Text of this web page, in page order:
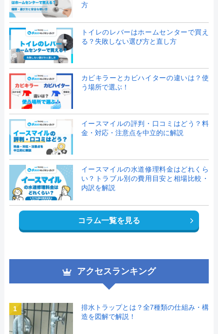
方
トイレのレバーはホームセンターで買え
る？失敗しない選び方と直し方
カビキラーとカビハイターの違いは？使
う場所で選ぶ！
イースマイルの評判・口コミはどう？料
金・対応・注意点を中立的に解説
イースマイルの水道修理料金はどれくら
い？トラブル別の費用目安と相場比較・
内訳を解説
コラム一覧を見る
アクセスランキング
1
排水トラップとは？全7種類の仕組み・構
造を図解で解説！